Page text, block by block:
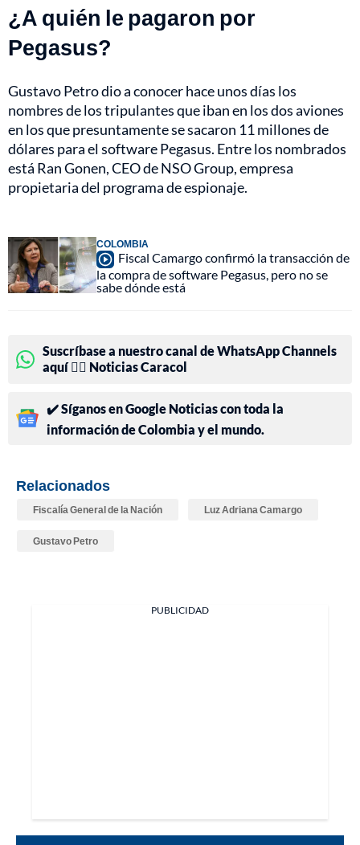
¿A quién le pagaron por
Pegasus?
Gustavo Petro dio a conocer hace unos días los
nombres de los tripulantes que iban en los dos aviones
en los que presuntamente se sacaron 11 millones de
dólares para el software Pegasus. Entre los nombrados
está Ran Gonen, CEO de NSO Group, empresa
propietaria del programa de espionaje.
COLOMBIA
Fiscal Camargo confirmó la transacción de
la compra de software Pegasus, pero no se
sabe dónde está
Suscríbase a nuestro canal de WhatsApp Channels
aquí 👉🏻 Noticias Caracol
✔️ Síganos en Google Noticias con toda la
información de Colombia y el mundo.
Relacionados
Fiscalía General de la Nación Luz Adriana Camargo
Gustavo Petro
PUBLICIDAD